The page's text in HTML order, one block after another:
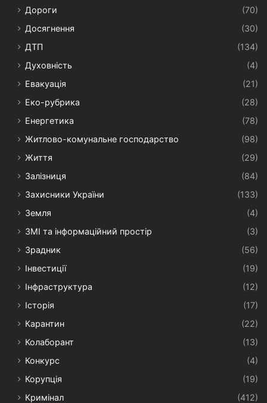
Дороги
(70)
Досягнення
(30)
ДТП
(134)
Духовність
(4)
Евакуація
(21)
Еко-рубрика
(28)
Енергетика
(78)
Житлово-комунальне господарство
(98)
Життя
(29)
Залізниця
(84)
Захисники України
(133)
Земля
(4)
ЗМІ та інформаційний простір
(3)
Зрадник
(56)
Інвестиції
(19)
Інфраструктура
(12)
Історія
(17)
Карантин
(22)
Колаборант
(13)
Конкурс
(4)
Корупція
(19)
Кримінал
(412)